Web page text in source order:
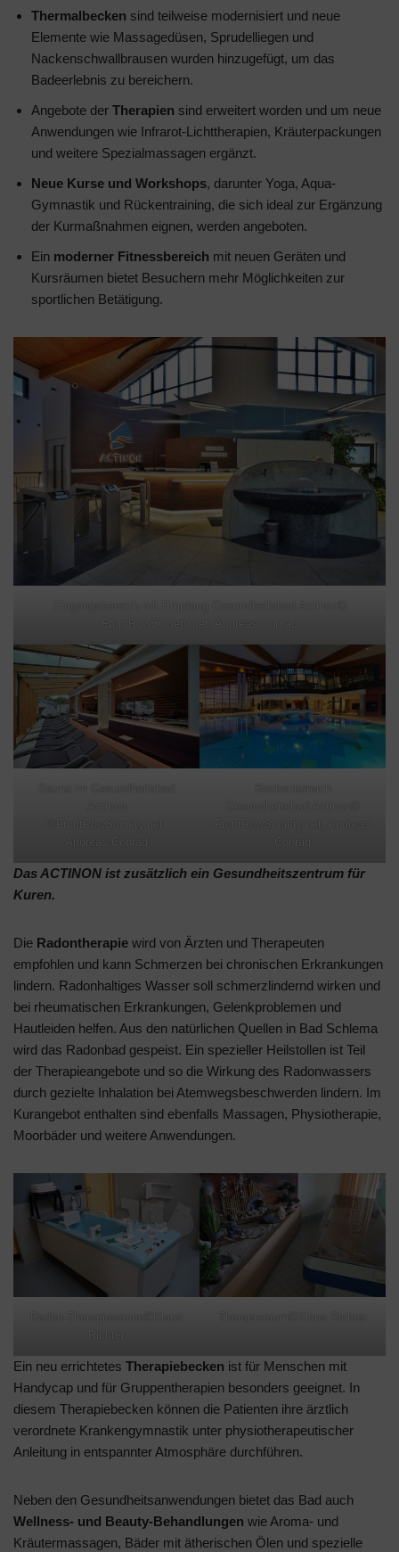
Thermalbecken sind teilweise modernisiert und neue
Elemente wie Massagedüsen, Sprudelliegen und
Nackenschwallbrausen wurden hinzugefügt, um das
Badeerlebnis zu bereichern.
Angebote der Therapien sind erweitert worden und um neue
Anwendungen wie Infrarot-Lichttherapien, Kräuterpackungen
und weitere Spezialmassagen ergänzt.
Neue Kurse und Workshops, darunter Yoga, Aqua-
Gymnastik und Rückentraining, die sich ideal zur Ergänzung
der Kurmaßnahmen eignen, werden angeboten.
Ein moderner Fitnessbereich mit neuen Geräten und
Kursräumen bietet Besuchern mehr Möglichkeiten zur
sportlichen Betätigung.
FrontRowSociety.net, Andreas Conrad
Actinon
©FrontRowSociety.net,
Andreas Conrad
Gesundheitsbad Actinon©
FrontRowSociety.net, Andreas
Conrad
Das ACTINON ist zusätzlich ein Gesundheitszentrum für
Kuren.
Die Radontherapie wird von Ärzten und Therapeuten
empfohlen und kann Schmerzen bei chronischen Erkrankungen
lindern. Radonhaltiges Wasser soll schmerzlindernd wirken und
bei rheumatischen Erkrankungen, Gelenkproblemen und
Hautleiden helfen. Aus den natürlichen Quellen in Bad Schlema
wird das Radonbad gespeist. Ein spezieller Heilstollen ist Teil
der Therapieangebote und so die Wirkung des Radonwassers
durch gezielte Inhalation bei Atemwegsbeschwerden lindern. Im
Kurangebot enthalten sind ebenfalls Massagen, Physiotherapie,
Moorbäder und weitere Anwendungen.
Richter
Ein neu errichtetes Therapiebecken ist für Menschen mit
Handycap und für Gruppentherapien besonders geeignet. In
diesem Therapiebecken können die Patienten ihre ärztlich
verordnete Krankengymnastik unter physiotherapeutischer
Anleitung in entspannter Atmosphäre durchführen.
Neben den Gesundheitsanwendungen bietet das Bad auch
Wellness- und Beauty-Behandlungen wie Aroma- und
Kräutermassagen, Bäder mit ätherischen Ölen und spezielle